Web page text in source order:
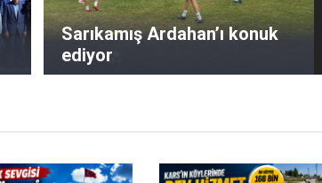
Sarıkamış Ardahan’ı konuk
ediyor